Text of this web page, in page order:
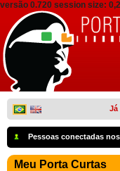
versão 0.720 session size:
Já
Pessoas conectadas
Meu Porta Curtas